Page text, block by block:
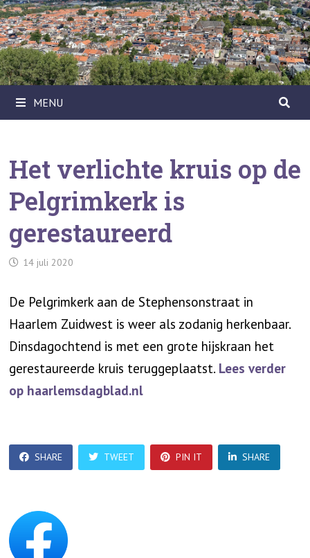
Ga
naar
de
inhoud
MENU
Het verlichte kruis op de
Pelgrimkerk is
gerestaureerd
14 juli 2020
De Pelgrimkerk aan de Stephensonstraat in
Haarlem Zuidwest is weer als zodanig herkenbaar.
Dinsdagochtend is met een grote hijskraan het
gerestaureerde kruis teruggeplaatst. Lees verder
op haarlemsdagblad.nl
SHARE TWEET PIN IT SHARE